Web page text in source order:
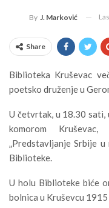
By J. Marković
Share
Biblioteka Kruševac
poetsko druženje u
U četvrtak, u 18.30 sati,
komorom Kruševac,
„Predstavljanje Srbije
Biblioteke.
U holu Biblioteke biće
bolnica u Kruševcu